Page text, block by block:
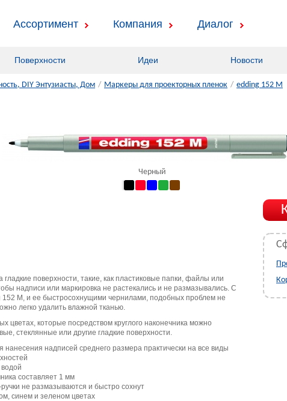
Ассортимент Компания Диалог
Поверхности Идеи Новости
DIY Энтузиасты, Дом / Маркеры для проекторных пленок / edding 152 M
Черный
поверхности, такие, как пластиковые папки, файлы или
надписи или маркировка не растекались и не размазывались. С
M, и ее быстросохнущими чернилами, подобных проблем не
легко удалить влажной тканью.
цветах, которые посредством круглого наконечника можно
стеклянные или другие гладкие поверхности.
надписей среднего размера практически на все виды
составляет 1 мм
не размазываются и быстро сохнут
синем и зеленом цветах